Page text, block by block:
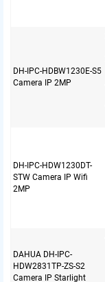
DH-IPC-HDBW1230E-S5
Camera IP 2MP
DH-IPC-HDW1230DT-
STW Camera IP Wifi
2MP
DAHUA DH-IPC-
HDW2831TP-ZS-S2
Camera IP Starlight